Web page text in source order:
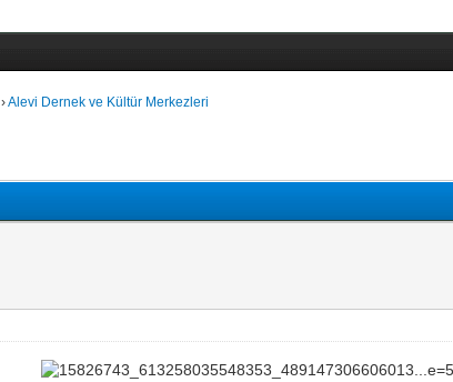
›Alevi Dernek ve Kültür Merkezleri